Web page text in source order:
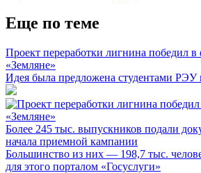
Еще по теме
Проект переработки лигнина победил
«Земляне»
Идея была предложена студентами РЭУ
Более 245 тыс. выпускников подали
начала приемной кампании
Большинство из них — 198,7 тыс.
для этого порталом «Госуслуги»